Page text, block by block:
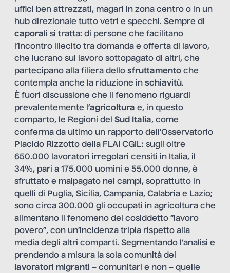
uffici ben attrezzati, magari in zona centro o in un
hub direzionale tutto vetri e specchi. Sempre di
caporali si tratta: di persone che facilitano
l’incontro illecito tra domanda e offerta di lavoro,
che lucrano sul
lavoro sottopagato di altri, che
partecipano alla filiera dello sfruttamento che
contempla anche la riduzione in schiavitù.
È fuori discussione che il fenomeno riguardi
prevalentemente l’agricoltura e, in questo
comparto, le Regioni del Sud Italia, come
conferma da ultimo un rapporto dell’Osservatorio
Placido Rizzotto della FLAI CGIL: sugli oltre
650.000 lavoratori irregolari censiti in Italia, il
34%, pari a 175.000 uomini e 55.000 donne, è
sfruttato e malpagato nei campi, soprattutto in
quelli di Puglia, Sicilia, Campania, Calabria e Lazio;
sono circa 300.000 gli occupati in agricoltura che
alimentano il fenomeno del cosiddetto “lavoro
povero”, con un’incidenza tripla rispetto alla
media degli altri comparti. Segmentando l’analisi e
prendendo a misura la sola comunità dei
lavoratori migranti – comunitari e non – quelle